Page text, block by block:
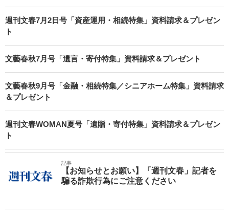
週刊文春7月2日号「資産運用・相続特集」資料請求＆プレゼン
ト
文藝春秋7月号「遺言・寄付特集」資料請求＆プレゼント
文藝春秋9月号「金融・相続特集／シニアホーム特集」資料請求
＆プレゼント
週刊文春WOMAN夏号「遺贈・寄付特集」資料請求＆プレゼン
ト
記事
【お知らせとお願い】「週刊文春」記者を
騙る詐欺行為にご注意ください